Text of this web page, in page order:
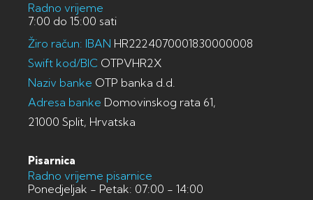
Radno vrijeme
7:00 do 15:00 sati
Žiro račun: IBAN HR2224070001830000008
Swift kod/BIC OTPVHR2X
Naziv banke OTP banka d.d.
Adresa banke Domovinskog rata 61,
21000 Split, Hrvatska
Pisarnica
Radno vrijeme pisarnice
Ponedjeljak - Petak: 07:00 - 14:00